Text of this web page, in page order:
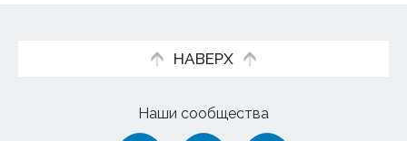
НАВЕРХ
Наши сообщества